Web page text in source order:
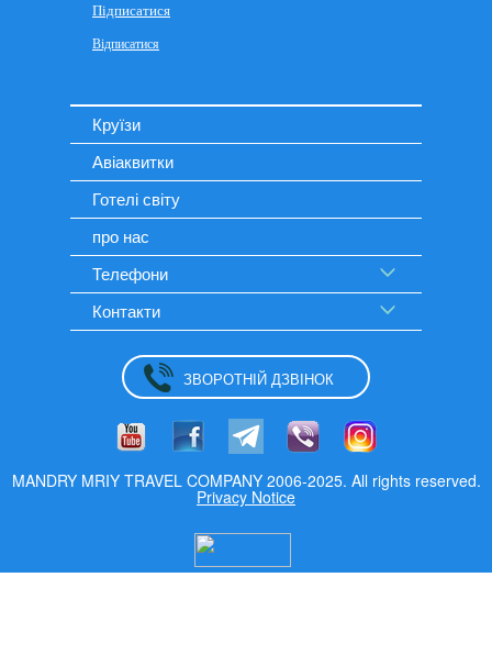
Круїзи
Авіаквитки
Готелі світу
про нас
Телефони
Контакти
ЗВОРОТНІЙ ДЗВІНОК
MANDRY MRIY TRAVEL COMPANY 2006-2025. All rights reserved.
Privacy Notice